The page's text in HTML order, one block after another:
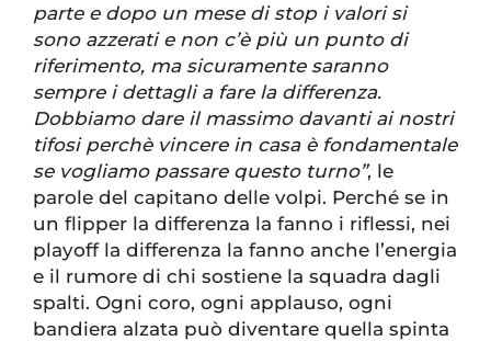
parte e dopo un mese di stop i valori si
sono azzerati e non c’è più un punto di
riferimento, ma sicuramente saranno
sempre i dettagli a fare la differenza.
Dobbiamo dare il massimo davanti ai nostri
tifosi perchè vincere in casa è fondamentale
se vogliamo passare questo turno”, le
parole del capitano delle volpi. Perché se in
un flipper la differenza la fanno i riflessi, nei
playoff la differenza la fanno anche l’energia
e il rumore di chi sostiene la squadra dagli
spalti. Ogni coro, ogni applauso, ogni
bandiera alzata può diventare quella spinta